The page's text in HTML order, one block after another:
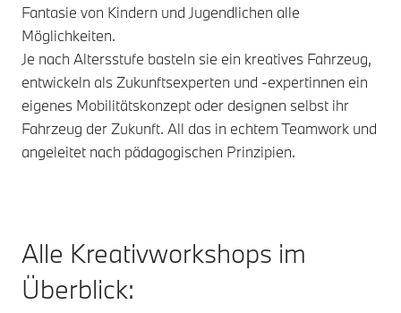
Fantasie von Kindern und Jugendlichen alle
Möglichkeiten.
Je nach Altersstufe basteln sie ein kreatives Fahrzeug,
entwickeln als Zukunftsexperten und -expertinnen ein
eigenes Mobilitätskonzept oder designen selbst ihr
Fahrzeug der Zukunft. All das in echtem Teamwork und
angeleitet nach pädagogischen Prinzipien.
Alle Kreativworkshops im
Überblick: